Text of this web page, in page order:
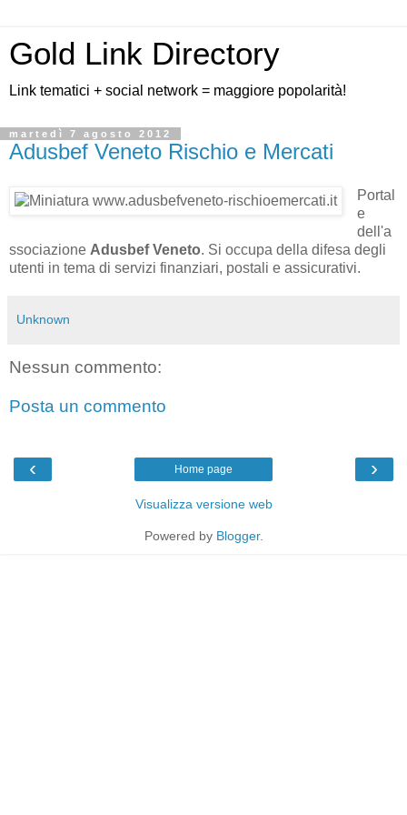
Gold Link Directory
Link tematici + social network = maggiore popolarità!
martedì 7 agosto 2012
Adusbef Veneto Rischio e Mercati
Portal
e
dell'a
ssociazione Adusbef Veneto. Si occupa della difesa degli
utenti in tema di servizi finanziari, postali e assicurativi.
Unknown
Nessun commento:
Posta un commento
‹ ›
Home page
Visualizza versione web
Powered by Blogger.